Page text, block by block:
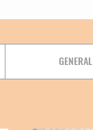
GENERAL